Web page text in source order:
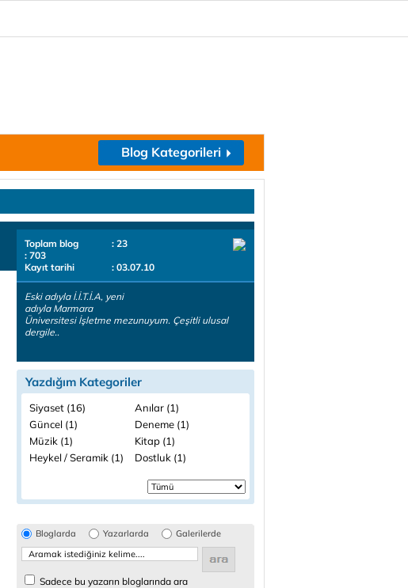
Blog Kategorileri
Toplam blog
: 23
: 703
Kayıt tarihi
: 03.07.10
Eski adıyla İ.İ.T.İ.A, yeni
adıyla Marmara
Üniversitesi İşletme mezunuyum. Çeşitli ulusal
dergile..
Yazdığım Kategoriler
Siyaset (16)
Anılar (1)
Güncel (1)
Deneme (1)
Müzik (1)
Kitap (1)
Heykel / Seramik (1)
Dostluk (1)
Bloglarda Yazarlarda Galerilerde
Sadece bu yazarın bloglarında ara